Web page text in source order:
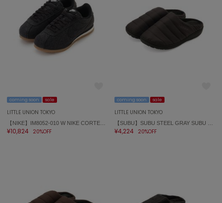
ミラオーウェン
MOIGE
モワージュ
ニューバランス
nezu
ネズ
coming soon sale
LITTLE UNION TOKYO
【NIKE】IM8052-010 W NIKE CORTEZ TXT コルテッツ
¥10,824 20%OFF
coming soon sale
LITTLE UNION TOKYO
【SUBU】SUBU STEEL GRAY SUBU STEEL GRAY
¥4,224 20%OFF